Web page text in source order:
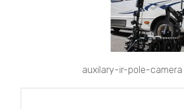
auxilary-ir-pole-